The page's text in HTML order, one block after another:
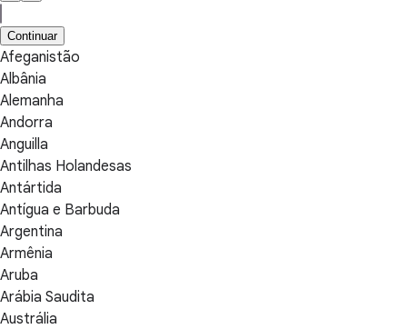
Continuar
Afeganistão
Albânia
Alemanha
Andorra
Anguilla
Antilhas Holandesas
Antártida
Antígua e Barbuda
Argentina
Armênia
Aruba
Arábia Saudita
Austrália